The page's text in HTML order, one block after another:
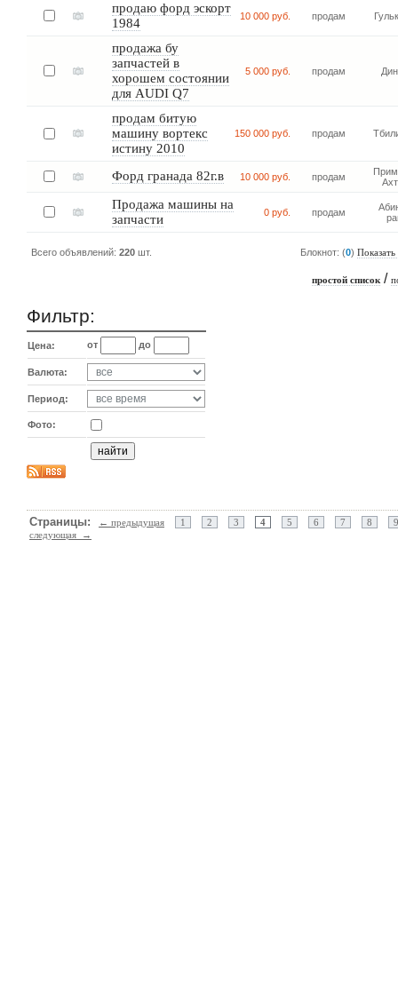
продаю форд эскорт
1984
10 000 руб. продам
продажа бу
запчастей в
хорошем состоянии
для AUDI Q7
5 000 руб. продам
продам битую
машину вортекс
истину 2010
150 000 руб. продам
Форд гранада 82г.в 10 000 руб. продам
Продажа машины на
запчасти
0 руб. продам
Всего объявлений: 220 шт. Блокнот: (0) Показать
простой список /
Фильтр:
Цена: от до
Валюта:
Период:
Фото:
Страницы: ← предыдущая 1 2 3 4 5 6 7 8
9
следующая →